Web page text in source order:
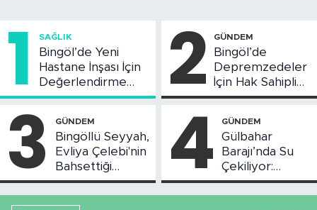
1 SAĞLIK
Bingöl’de Yeni
Hastane İnşası İçin
Değerlendirme
Toplantısı Yapıldı
2 GÜNDEM
Bingöl’de
Depremzedeler
İçin Hak Sahipliği
Askı Süreci
3 GÜNDEM
Bingöllü Seyyah,
Evliya Çelebi'nin
Bahsettiği
Bingöl'deki O
Yeri Görüntüledi
4 GÜNDEM
Gülbahar
Barajı’nda Su
Çekiliyor:
Piknikçi Sayısı
Azaldı